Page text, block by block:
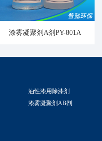
漆雾凝聚剂A剂PY-801A
油性漆用除漆剂
漆雾凝聚剂AB剂